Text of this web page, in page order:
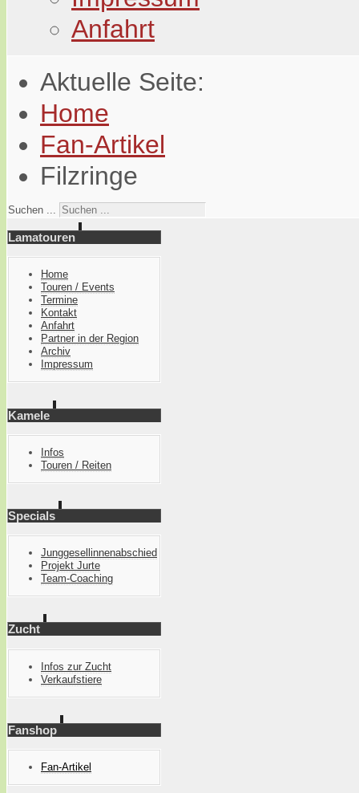
Anfahrt
Aktuelle Seite:
Home
Fan-Artikel
Filzringe
Suchen ...
Lamatouren
Home
Touren / Events
Termine
Kontakt
Anfahrt
Partner in der Region
Archiv
Impressum
Kamele
Infos
Touren / Reiten
Specials
Junggesellinnenabschied
Projekt Jurte
Team-Coaching
Zucht
Infos zur Zucht
Verkaufstiere
Fanshop
Fan-Artikel